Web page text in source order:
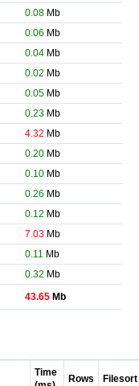
0.08Mb
0.06 Mb
0.04Mb
0.02 Mb
0.05Mb
0.23Mb
4.32 Mb
0.20Mb
0.10Mb
0.26 Mb
0.12 Mb
7.03Mb
0.11 Mb
0.32 Mb
43.65Mb
Time
Rows Filesort